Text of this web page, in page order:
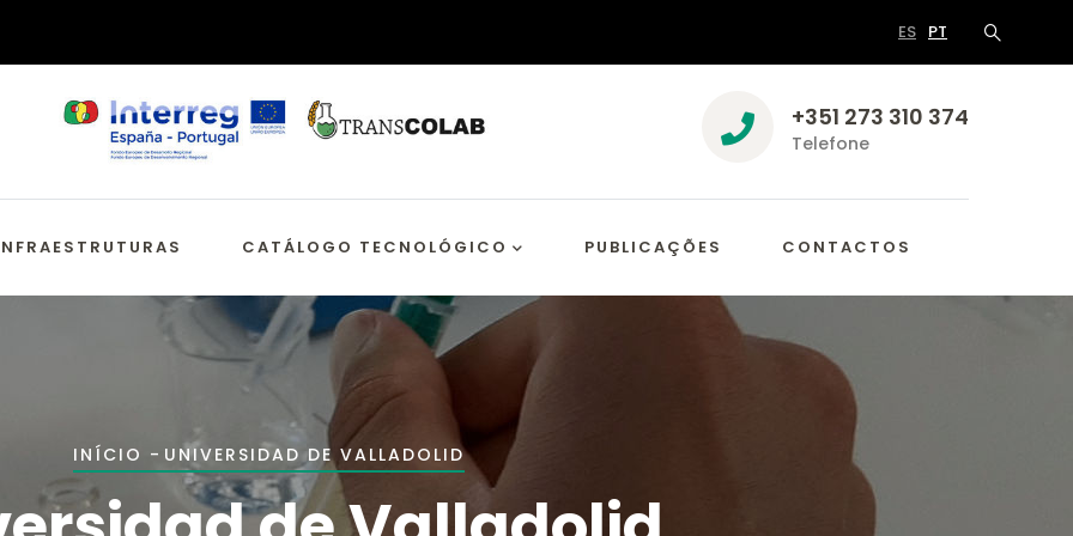
PT
ES
+351 273 310 374
Telefone
CATÁLOGO TECNOLÓGICO PUBLICAÇÕES CONTACTOS
Navegação
estrutural
INÍCIO - UNIVERSIDAD DE VALLADOLID